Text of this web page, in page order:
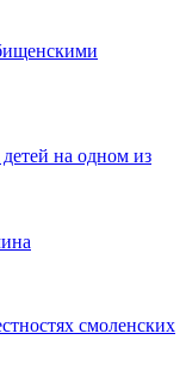
на одном из
смоленских